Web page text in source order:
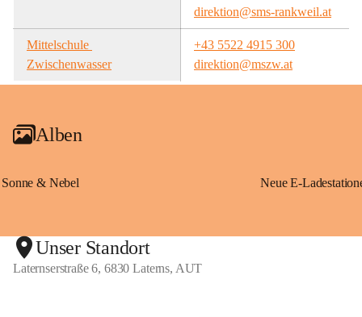
direktion@sms-rankweil.at
Mittelschule
Zwischenwasser
+43 5522 4915 300
direktion@mszw.at
Alben
Sonne & Nebel
Unser Standort
Laternserstraße 6, 6830 Laterns, AUT